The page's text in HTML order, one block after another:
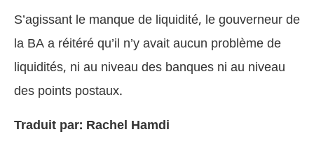
S’agissant le manque de liquidité, le gouverneur de
la BA a réitéré qu’il n’y avait aucun problème de
liquidités, ni au niveau des banques ni au niveau
des points postaux.
Traduit par: Rachel Hamdi